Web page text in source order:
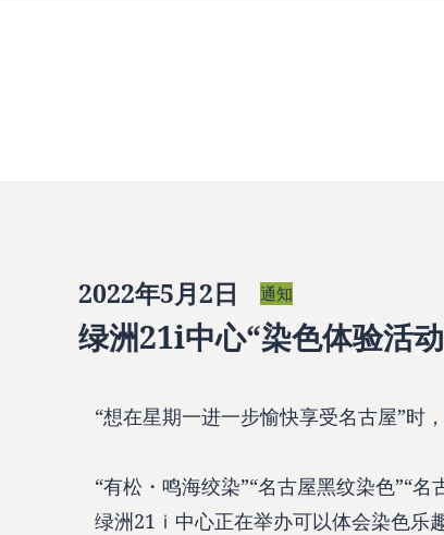
2022年5月2日 通知
绿洲21i中心“染色体验活
“想在星期一进一步愉快享受名古屋”时
“有松・鸣海绞染”“名古屋黑纹染色”“
绿洲21ｉ中心正在举办可以体会染色乐